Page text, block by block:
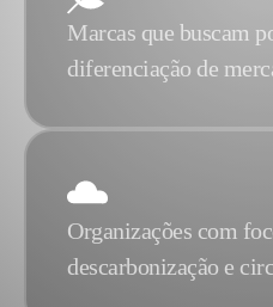
Marcas que buscam
diferenciação de
Organizações com
descarbonização e